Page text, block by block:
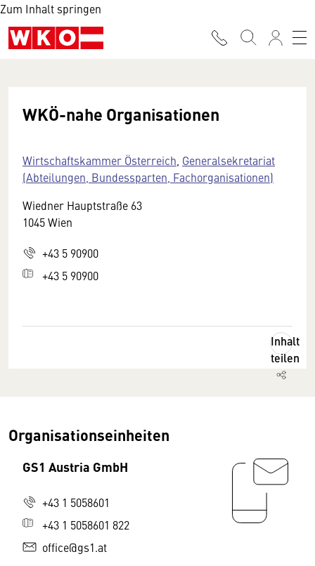
Zum Inhalt springen
WKÖ-nahe Organisationen
Wirtschaftskammer Österreich Generalsekretariat
(Abteilungen, Bundessparten, Fachorganisationen)
Wiedner Hauptstraße 63
1045 Wien
+43 5 90900
+43 5 90900
Inhalt
teilen
Organisationseinheiten
GS1 Austria GmbH
+43 1 5058601
+43 1 5058601 822
office@gs1.at